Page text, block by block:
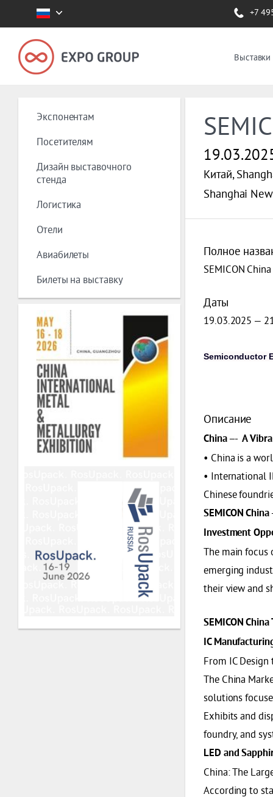
+7
Экспонентам
Посетителям
Дизайн выставочного
стенда
Логистика
Отели
Авиабилеты
Билеты на выставку
Китай,
Shanghai
Полное
SEMICON
Даты
19.03.2025 —
Semiconductor
Описание
China --- A
• China is a
• International
Chinese
SEMICON
Investment
The main focus
emerging
their view and
SEMICON
IC
From IC
The China
solutions
Exhibits and
foundry, and
LED and
China: The
According to